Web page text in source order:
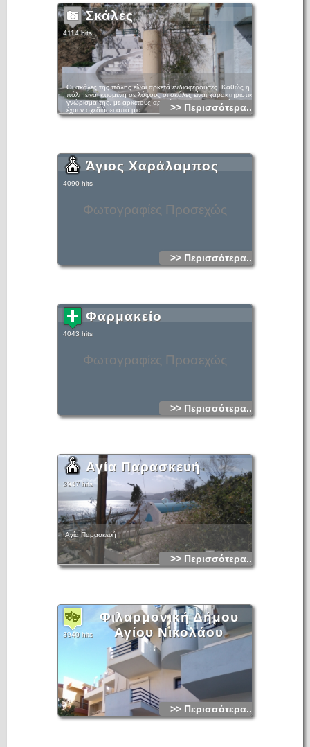
Σκάλες
4114 hits
Οι σκάλες της πόλης είναι αρκετά ενδιαφέρουσες. Καθώς η
πόλη είναι κτισμένη σε λόφους οι σκάλες είναι χαρακτηριστικό
γνώρισμα της, με αρκετους αρχιτέκτονες της περιοχής να
έχουν σχεδιάσει από μια.
>> Περισσότερα...
Φωτογραφίες Προσεχώς
Άγιος Χαράλαμπος
4090 hits
>> Περισσότερα...
Φωτογραφίες Προσεχώς
Φαρμακείο
4043 hits
>> Περισσότερα...
Αγία Παρασκευή
3947 hits
Αγία Παρασκευή
>> Περισσότερα...
Φιλαρμονική Δήμου
Αγίου Νικολάου
3940 hits
>> Περισσότερα...